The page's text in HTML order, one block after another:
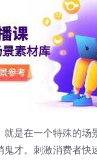
是在一个特殊的
才。刺激消费者快